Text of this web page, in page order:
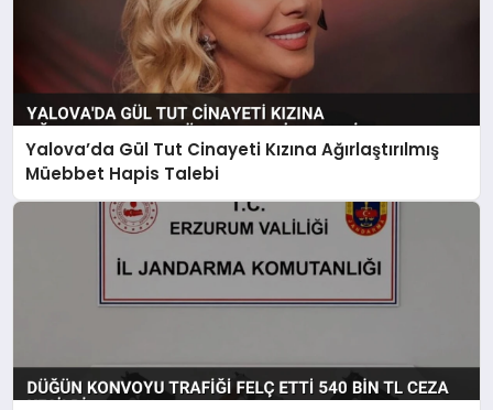
Yalova’da Gül Tut Cinayeti Kızına Ağırlaştırılmış
Müebbet Hapis Talebi